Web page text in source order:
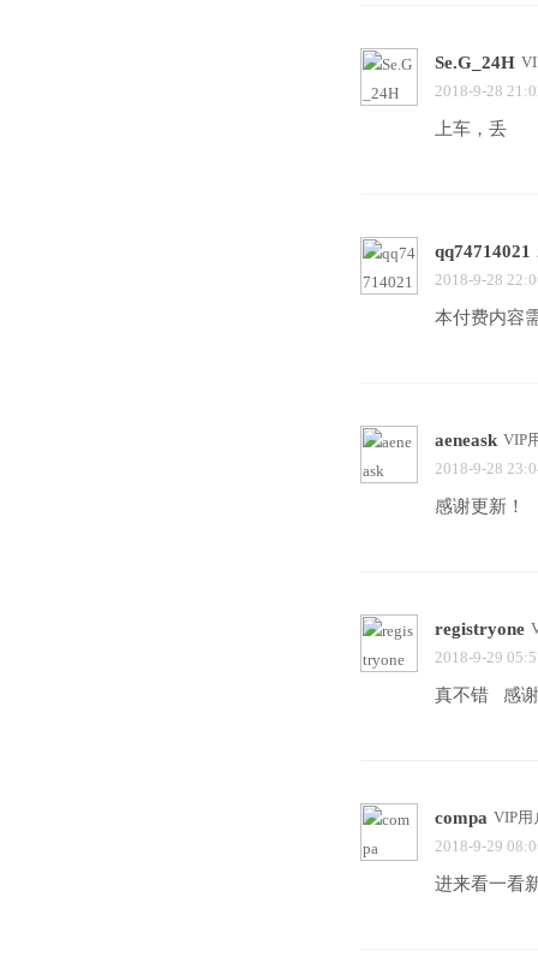
Se.G_24H
2018-9-28
上车，丢
qq74714021
2018-9-28
本付费内容
aeneask VIP
2018-9-28
感谢更新！
registryone
2018-9-29
真不错 感
compa VIP用
2018-9-29
进来看一看